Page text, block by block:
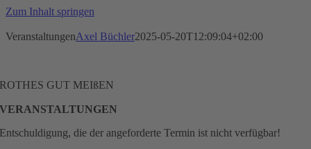
Zum Inhalt springen
VeranstaltungenAxel Büchler2025-05-20T12:09:04+02:00
ROTHES GUT MEIßEN
VERANSTALTUNGEN
Entschuldigung, die der angeforderte Termin ist nicht verfügbar!